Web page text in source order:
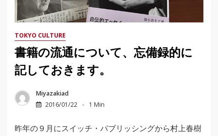
TOKYO CULTURE
書籍の流通について、忘備録的に
記しておきます。
Miyazakiad
2016/01/22
1 Min
昨年の９月にスイッチ・パブリッシングから村上春樹